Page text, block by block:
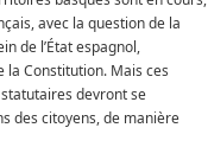
avec la question de la
de l’État espagnol,
Constitution. Mais ces
devront se
des citoyens, de manière